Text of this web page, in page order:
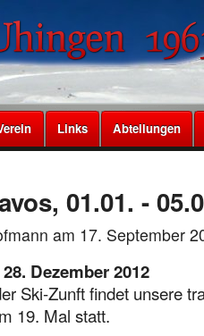
Links Abteilungen
01.01. -
am 17. September
28. Dezember 2012
Ski-Zunft findet unsere
19. Mal statt.